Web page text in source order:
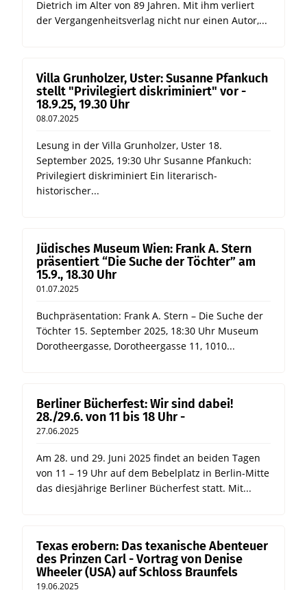
Dietrich im Alter von 89 Jahren. Mit ihm verliert
der Vergangenheitsverlag nicht nur einen Autor,...
Villa Grunholzer, Uster: Susanne Pfankuch
stellt "Privilegiert diskriminiert" vor -
18.9.25, 19.30 Uhr
08.07.2025
Lesung in der Villa Grunholzer, Uster 18.
September 2025, 19:30 Uhr Susanne Pfankuch:
Privilegiert diskriminiert Ein literarisch-
historischer...
Jüdisches Museum Wien: Frank A. Stern
präsentiert “Die Suche der Töchter” am
15.9., 18.30 Uhr
01.07.2025
Buchpräsentation: Frank A. Stern – Die Suche der
Töchter 15. September 2025, 18:30 Uhr Museum
Dorotheergasse, Dorotheergasse 11, 1010...
Berliner Bücherfest: Wir sind dabei!
28./29.6. von 11 bis 18 Uhr -
27.06.2025
Am 28. und 29. Juni 2025 findet an beiden Tagen
von 11 – 19 Uhr auf dem Bebelplatz in Berlin-Mitte
das diesjährige Berliner Bücherfest statt. Mit...
Texas erobern: Das texanische Abenteuer
des Prinzen Carl - Vortrag von Denise
Wheeler (USA) auf Schloss Braunfels
19.06.2025